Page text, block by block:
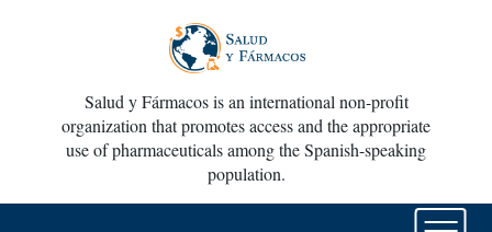
Salud y Fármacos is an international non-profit
organization that promotes access and the appropriate
use of pharmaceuticals among the Spanish-speaking
population.